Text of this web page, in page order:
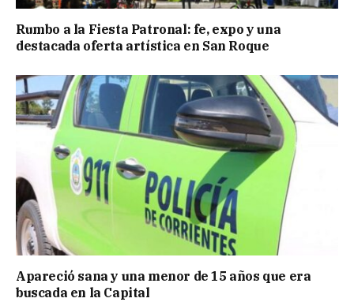
Rumbo a la Fiesta Patronal: fe, expo y una
destacada oferta artística en San Roque
Apareció sana y una menor de 15 años que era
buscada en la Capital